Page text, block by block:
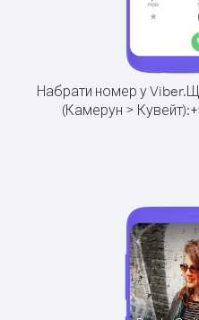
Набрати номер у Viber.
(Камерун > Кувейт):+